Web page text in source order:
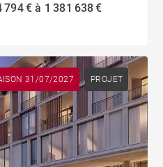
794 € à 1 381 638 €
31/07/2027 PROJET